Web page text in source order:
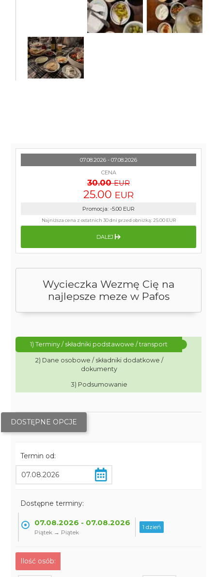
Wycieczka Wezmę Cię na
najlepsze meze w Pafos
1) Terminy / składniki podstawowe / transport
2) Dane osobowe / składniki dodatkowe /
dokumenty
3) Podsumowanie
DOSTĘPNE OPCJE
Termin od:
Dostępne terminy:
07.08.2026 - 07.08.2026
Piątek → Piątek
1 dzień
Ilość osób:
07.08.2026 - 07.08.2026
CENA
30.00 EUR
25.00 EUR
Promocja: -5.00 EUR
Najniższa cena z ostatnich 30 dni przed obniżką: 25.00 EUR
DALEJ